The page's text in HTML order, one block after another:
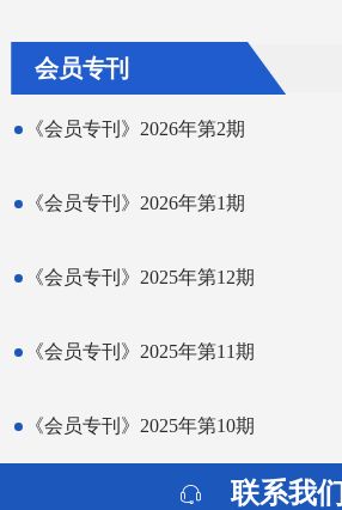
会员专刊
《会员专刊》2026年第2期
《会员专刊》2026年第1期
《会员专刊》2025年第12期
《会员专刊》2025年第11期
《会员专刊》2025年第10期
联系我们